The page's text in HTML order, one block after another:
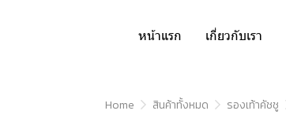
หน้าแรก เกี่ยวกับเรา
Home สินค้าทั้งหมด รองเท้าคัชชู